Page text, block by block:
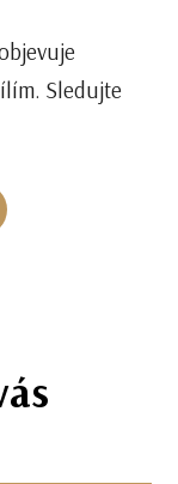
Sledujte